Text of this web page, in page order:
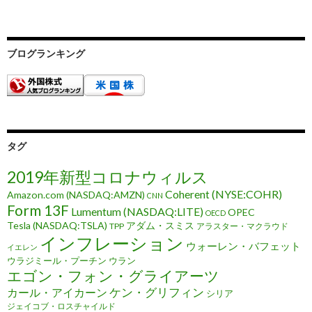
ブログランキング
タグ
2019年新型コロナウィルス
Amazon.com (NASDAQ:AMZN) CNN Coherent (NYSE:COHR)
Form 13F Lumentum (NASDAQ:LITE) OECD OPEC
Tesla (NASDAQ:TSLA) TPP アダム・スミス アラスター・マクラウド
イエレン インフレーション ウォーレン・バフェット
ウラジミール・プーチン ウラン
エゴン・フォン・グライアーツ
カール・アイカーン ケン・グリフィン シリア
ジェイコブ・ロスチャイルド